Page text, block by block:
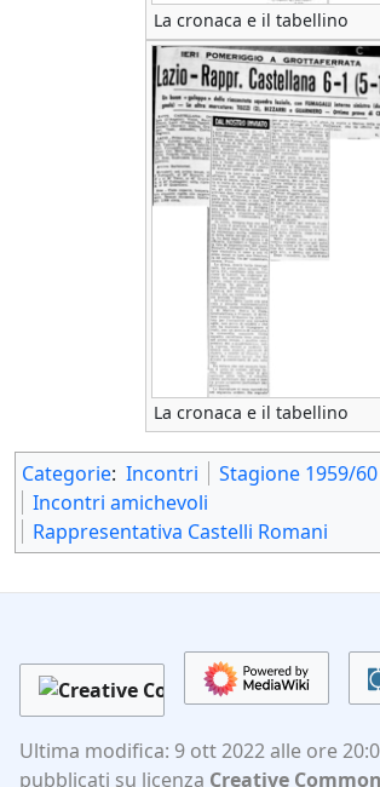
La cronaca e il tabellino
La cronaca e il tabellino
Categorie: Incontri
Stagione 1959/60
Incontri amichevoli
Rappresentativa Castelli Romani
Ultima modifica: 9 ott 2022 alle ore
pubblicati su licenza Creative